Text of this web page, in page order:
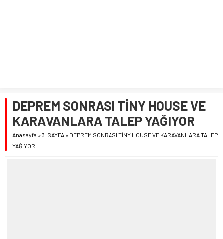
DEPREM SONRASI TİNY HOUSE VE
KARAVANLARA TALEP YAĞIYOR
Anasayfa »3. SAYFA » DEPREM SONRASI TİNY HOUSE VE KARAVANLARA TALEP
YAĞIYOR